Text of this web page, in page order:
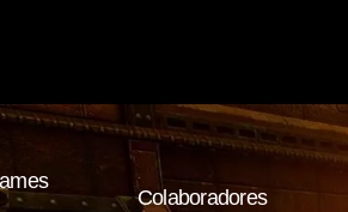
Colaboradores